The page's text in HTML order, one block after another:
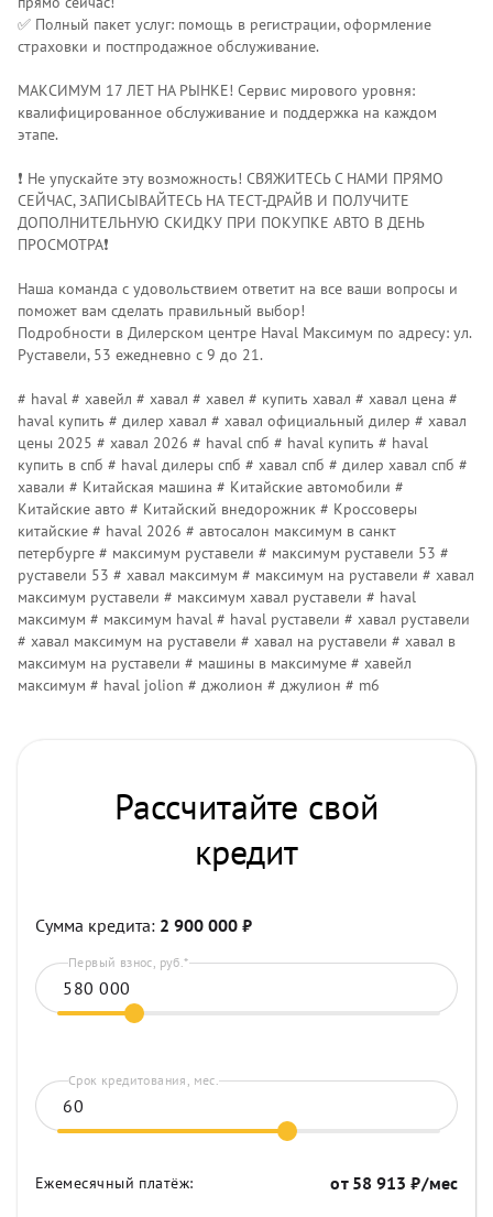
✅ Полный пакет услуг: помощь в регистрации, оформление
страховки и постпродажное обслуживание.
МАКСИМУМ 17 ЛЕТ НА РЫНКЕ! Сервис мирового уровня:
квалифицированное обслуживание и поддержка на каждом
этапе.
❗️ Не упускайте эту возможность! СВЯЖИТЕСЬ С НАМИ ПРЯМО
СЕЙЧАС, ЗАПИСЫВАЙТЕСЬ НА ТЕСТ-ДРАЙВ И ПОЛУЧИТЕ
ДОПОЛНИТЕЛЬНУЮ СКИДКУ ПРИ ПОКУПКЕ АВТО В ДЕНЬ
ПРОСМОТРА❗️
Наша команда с удовольствием ответит на все ваши вопросы и
поможет вам сделать правильный выбор!
Подробности в Дилерском центре Наvаl Максимум по адресу: ул.
Руставели, 53 ежедневно с 9 до 21.
# haval # хавейл # хавал # хавел # купить хавал # хавал цена #
haval купить # дилер хавал # хавал официальный дилер # хавал
цены 2025 # хавал 2026 # haval спб # haval купить # haval
купить в спб # haval дилеры спб # хавал спб # дилер хавал спб #
хавали # Китайская машина # Китайские автомобили #
Китайские авто # Китайский внедорожник # Кроссоверы
китайские # haval 2026 # автосалон максимум в санкт
петербурге # максимум руставели # максимум руставели 53 #
руставели 53 # хавал максимум # максимум на руставели # хавал
максимум руставели # максимум хавал руставели # haval
максимум # максимум haval # haval руставели # хавал руставели
# хавал максимум на руставели # хавал на руставели # хавал в
максимум на руставели # машины в максимуме # хавейл
максимум # haval jolion # джолион # джулион # m6
Рассчитайте свой
кредит
Сумма кредита: 2 900 000 ₽
Первый взнос, руб.*
Срок кредитования, мес.
Ежемесячный платёж: от 58 913 ₽/мес